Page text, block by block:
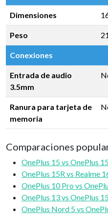
Dimensiones
Peso
Conexiones
Entrada de audio
3.5mm
Ranura para tarjeta de
memoria
Comparaciones
OnePlus 15 vs OnePlus
OnePlus 15R vs Realme
OnePlus 10 Pro vs
OnePlus 13 vs OnePlus
OnePlus Nord 5 vs